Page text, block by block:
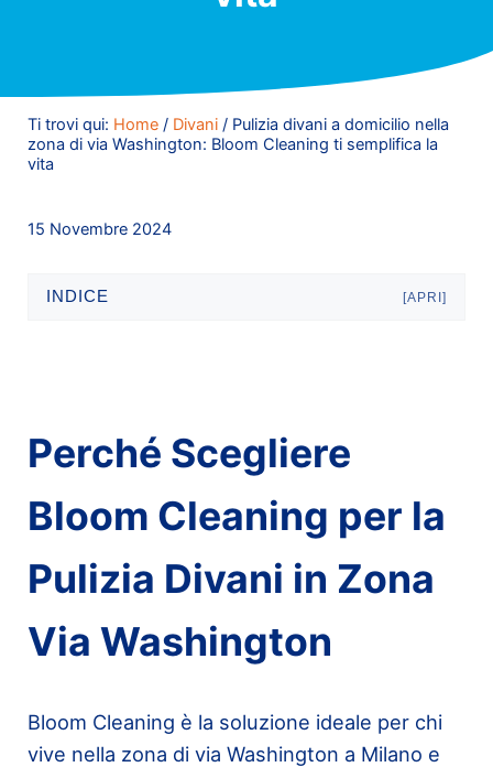
Ti trovi qui: Home / Divani /Pulizia divani a domicilio nella
zona di via Washington: Bloom Cleaning ti semplifica la
vita
15 Novembre 2024
INDICE [APRI]
Perché Scegliere
Bloom Cleaning per la
Pulizia Divani in Zona
Via Washington
Bloom Cleaning è la soluzione ideale per chi
vive nella zona di via Washington a Milano e